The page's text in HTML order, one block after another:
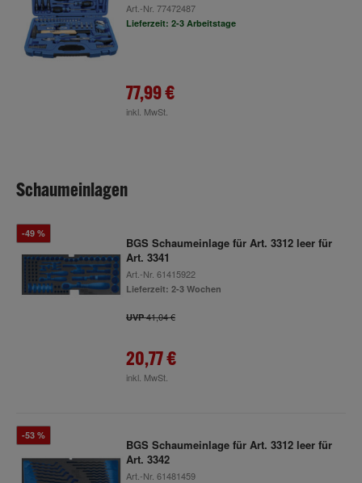
Art.-Nr. 77472487
Lieferzeit: 2-3 Arbeitstage
77,99 €
inkl. MwSt.
Schaumeinlagen
-49 %
BGS Schaumeinlage für Art. 3312 leer für
Art. 3341
Art.-Nr. 61415922
Lieferzeit: 2-3 Wochen
UVP41,04 €
20,77 €
inkl. MwSt.
-53 %
BGS Schaumeinlage für Art. 3312 leer für
Art. 3342
Art.-Nr. 61481459